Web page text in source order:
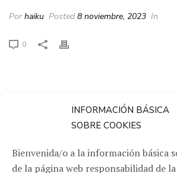
INFORMACIÓN BÁSICA
SOBRE COOKIES
Bienvenida/o a la información básica
de la página web responsabilidad de
Porhaiku Posted 8 noviembre, 2023 In
0
haiku